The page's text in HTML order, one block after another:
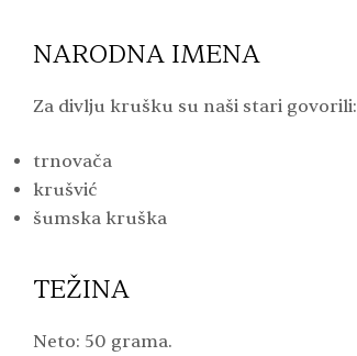
NARODNA IMENA
Za divlju krušku su naši stari govorili:
trnovača
krušvić
šumska kruška
TEŽINA
Neto: 50 grama.